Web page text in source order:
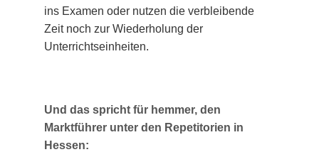
ins Examen oder nutzen die verbleibende
Zeit noch zur Wiederholung der
Unterrichtseinheiten.
Und das spricht für hemmer, den
Marktführer unter den Repetitorien in
Hessen: